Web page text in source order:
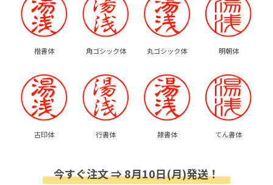
楷書体 角ゴシック体 丸ゴシック体 明朝体
古印体 行書体 隷書体 てん書体
今すぐ注文 ⇒ 8月10日(月)発送！